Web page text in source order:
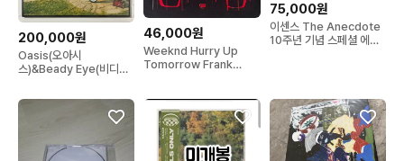
200,000원
Oasis(오아시
스)&Beady Eye(비디아
46,000원
Weeknd Hurry Up
Tomorrow Frank
75,000원
이센스 The Anecdote
10주년 기념 스페셜 에디